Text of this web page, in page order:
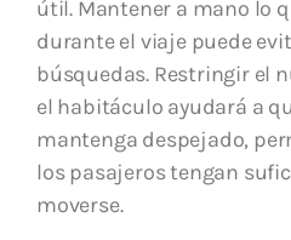
útil. Mantener a mano lo
durante el viaje puede
búsquedas. Restringir el
el habitáculo ayudará a
mantenga despejado,
los pasajeros tengan
moverse.